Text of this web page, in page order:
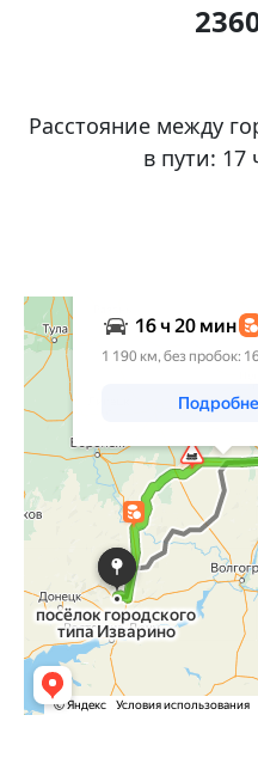
Расстояние между
в пути: 17
Яндекс Карты
Яндекс Карты